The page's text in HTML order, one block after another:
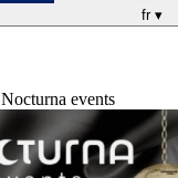
fr ▾
Nocturna events